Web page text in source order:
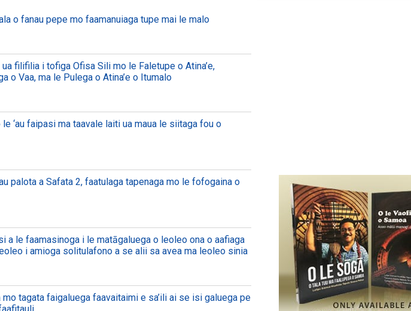
o fanau pepe mo faamanuiaga tupe mai le malo
ua filifilia i tofiga Ofisa Sili mo le Faletupe o Atina’e,
o Vaa, ma le Pulega o Atina’e o Itumalo
le ‘au faipasi ma taavale laiti ua maua le siitaga fou o
palota a Safata 2, faatulaga tapenaga mo le fofogaina o
a le faamasinoga i le matāgaluega o leoleo ona o aafiaga
i amioga solitulafono a se alii sa avea ma leoleo sinia
mo tagata faigaluega faavaitaimi e sa’ili ai se isi galuega pe